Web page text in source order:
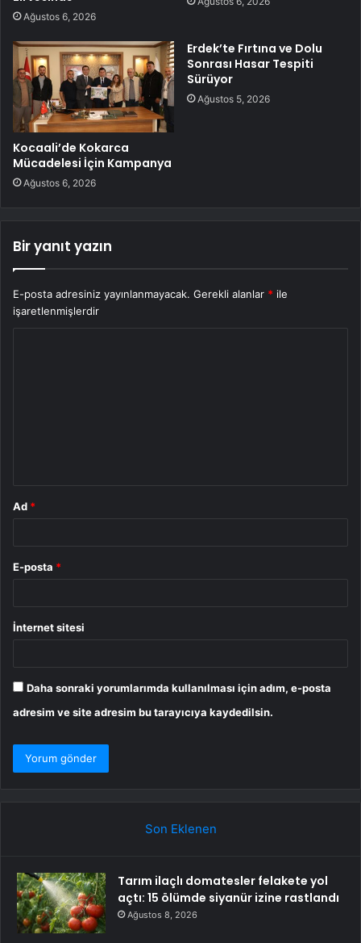
Ağustos 6, 2026
Kocaali’de Kokarca
Mücadelesi İçin Kampanya
Ağustos 6, 2026
Erdek’te Fırtına ve Dolu
Sonrası Hasar Tespiti
Sürüyor
Ağustos 5, 2026
Bir yanıt yazın
E-posta adresiniz yayınlanmayacak. Gerekli alanlar * ile
işaretlenmişlerdir
Ad *
E-posta *
İnternet sitesi
Daha sonraki yorumlarımda kullanılması için adım, e-posta
adresim ve site adresim bu tarayıcıya kaydedilsin.
Son Eklenen
Tarım ilaçlı domatesler felakete yol
açtı: 15 ölümde siyanür izine rastlandı
Ağustos 8, 2026